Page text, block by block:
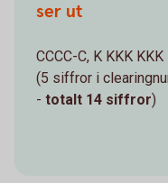
ser ut
CCCC-C, K KKK
(5 siffror i
- totalt 14 siffror)